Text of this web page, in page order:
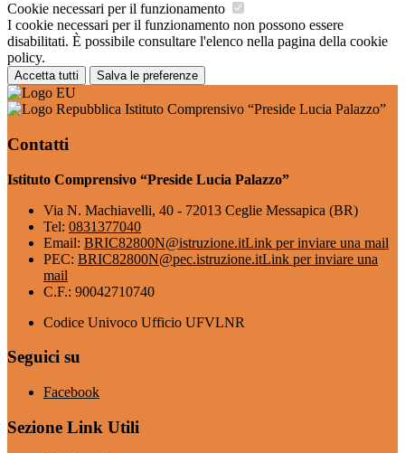
Cookie necessari per il funzionamento
I cookie necessari per il funzionamento non possono essere
disabilitati. È possibile consultare l'elenco nella pagina della cookie
policy.
Accetta tutti Salva le preferenze
Istituto Comprensivo “Preside Lucia Palazzo”
Contatti
Istituto Comprensivo “Preside Lucia Palazzo”
Via N. Machiavelli, 40 - 72013 Ceglie Messapica (BR)
Tel: 0831377040
Email: BRIC82800N@istruzione.itLink per inviare una mail
PEC: BRIC82800N@pec.istruzione.itLink per inviare una
mail
C.F.: 90042710740
Codice Univoco Ufficio UFVLNR
Seguici su
Facebook
Sezione Link Utili